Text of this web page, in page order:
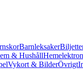
Barnleksaker
& Hushåll
Vykort & BilderÖvrigt